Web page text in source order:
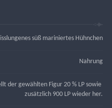
süß mariniertes Hühnchen
Nahrung
der gewählten Figur 20 % LP sowie
zusätzlich 900 LP wieder her.